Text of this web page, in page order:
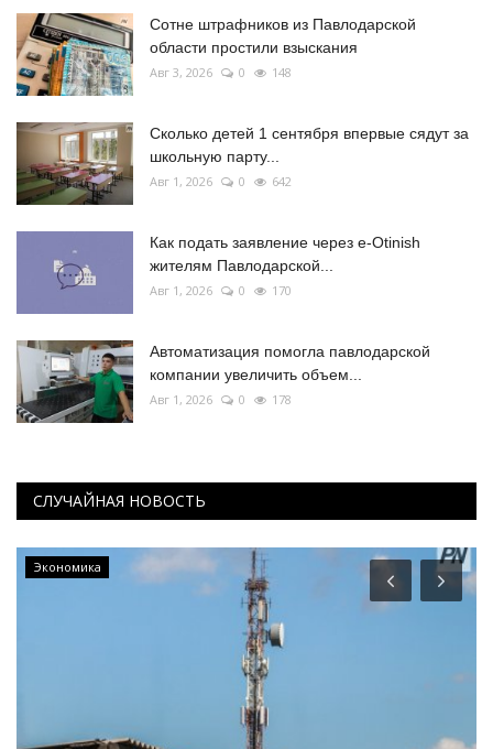
Сотне штрафников из Павлодарской
области простили взыскания
Авг 3, 2026 0 148
Сколько детей 1 сентября впервые сядут за
школьную парту...
Авг 1, 2026 0 642
Как подать заявление через e-Otinish
жителям Павлодарской...
Авг 1, 2026 0 170
Автоматизация помогла павлодарской
компании увеличить объем...
Авг 1, 2026 0 178
СЛУЧАЙНАЯ НОВОСТЬ
Чек-лист